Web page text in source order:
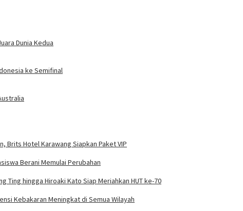
Dunia Kedua
ke Semifinal
Brits Hotel Karawang Siapkan Paket VIP
Berani Memulai Perubahan
Ting hingga Hiroaki Kato Siap Meriahkan HUT ke-70
Kebakaran Meningkat di Semua Wilayah